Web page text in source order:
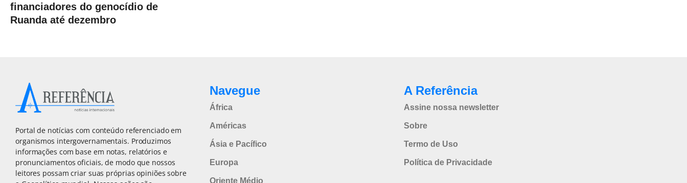
financiadores do genocídio de
Ruanda até dezembro
Portal de notícias com conteúdo referenciado em
organismos intergovernamentais. Produzimos
informações com base em notas, relatórios e
pronunciamentos oficiais, de modo que nossos
leitores possam criar suas próprias opiniões sobre
Navegue
África
Américas
Ásia e Pacífico
Europa
Oriente Médio
A Referência
Assine nossa newsletter
Sobre
Termo de Uso
Política de Privacidade